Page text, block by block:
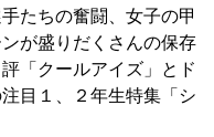
たちの奮闘、女子の甲
が盛りだくさんの保存
「クールアイズ」とド
目１、２年生特集「シ